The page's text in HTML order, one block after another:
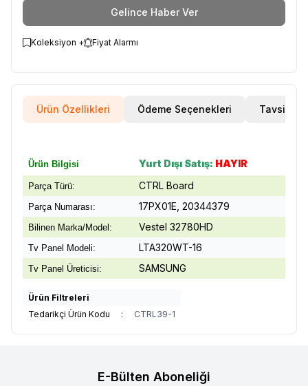
Gelince Haber Ver
Koleksiyon + Fiyat Alarmı
Ürün Özellikleri Ödeme Seçenekleri Tavsiye Et
Ürün Bilgisi Yurt Dışı Satış: HAYIR
Parça Türü: CTRL Board
Parça Numarası: 17PX01E, 20344379
Bilinen Marka/Model: Vestel 32780HD
Tv Panel Modeli: LTA320WT-16
Tv Panel Üreticisi: SAMSUNG
Ürün Filtreleri
Tedarikçi Ürün Kodu
: CTRL39-1
E-Bülten Aboneliği